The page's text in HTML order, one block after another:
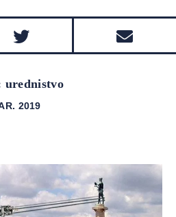
urednistvo
2019